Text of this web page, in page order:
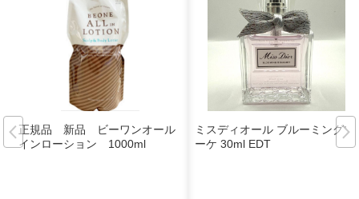
正規品 新品 ビーワンオール
インローション 1000ml
ミスディオール ブルーミングブ
ーケ 30ml EDT